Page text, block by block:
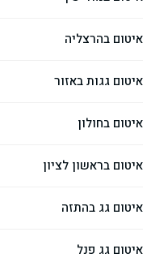
איטום בהרצליה
איטום גגות באזור
איטום בחולון
איטום בראשון לציון
איטום גג בהתזה
איטום גג פנל